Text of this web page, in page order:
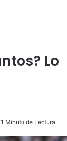
Lo
1 Minuto de Lectura